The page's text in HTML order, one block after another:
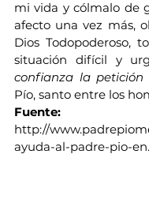
mi vida y cólmalo de
afecto una vez más,
Dios Todopoderoso,
situación difícil y
confianza la petición
Pío, santo entre los
Fuente:
http://
ayuda-al-padre-pio-